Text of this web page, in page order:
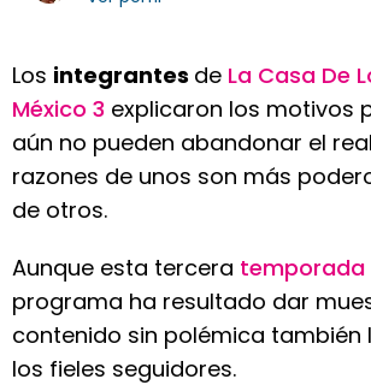
Los integrantes de La Casa De
México 3 explicaron los motivos
aún no pueden abandonar el
razones de unos son más
de otros.
Aunque esta tercera temporada
programa ha resultado dar
contenido sin polémica también
los fieles seguidores.